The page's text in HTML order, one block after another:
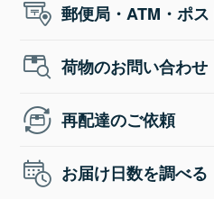
郵便局・ATM・ポ
荷物のお問い合わせ
再配達のご依頼
お届け日数を調べる